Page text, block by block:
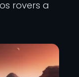
rovers a